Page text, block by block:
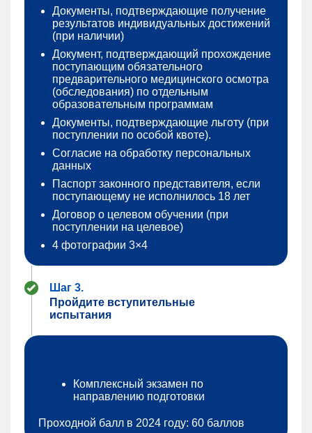
Документы, подтверждающие получение
результатов индивидуальных достижений
(при наличии)
Документ, подтверждающий прохождение
поступающим обязательного
предварительного медицинского осмотра
(обследования) по отдельным
образовательным программам
Документы, подтверждающие льготу (при
поступлении по особой квоте).
Согласие на обработку персональных
данных
Паспорт законного представителя, если
поступающему не исполнилось 18 лет
Договор о целевом обучении (при
поступлении на целевое)
4 фотографии 3×4
Шаг 3.
Пройдите вступительные
испытания
Комплексный экзамен по
направлению подготовки
Проходной балл в 2024 году: 60 баллов